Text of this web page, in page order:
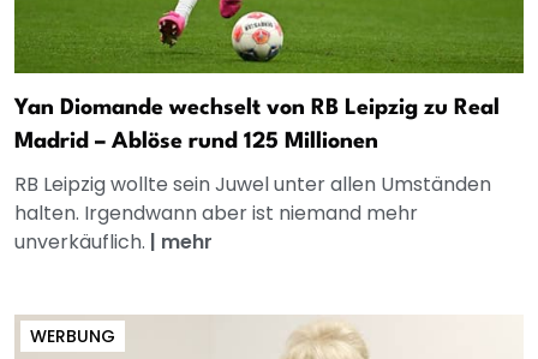
Yan Diomande wechselt von RB Leipzig zu Real
Madrid – Ablöse rund 125 Millionen
RB Leipzig wollte sein Juwel unter allen Umständen
halten. Irgendwann aber ist niemand mehr
unverkäuflich. | mehr
WERBUNG